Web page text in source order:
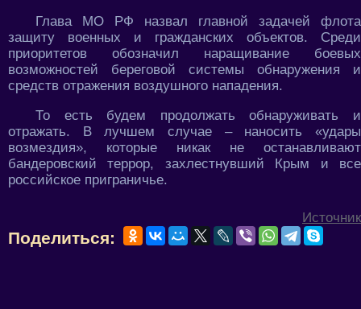
Глава МО РФ назвал главной задачей флота
защиту военных и гражданских объектов. Среди
приоритетов обозначил наращивание боевых
возможностей береговой системы обнаружения и
средств отражения воздушного нападения.
То есть будем продолжать обнаруживать и
отражать. В лучшем случае – наносить «удары
возмездия», которые никак не останавливают
бандеровский террор, захлестнувший Крым и все
российское приграничье.
Источник
Поделиться: